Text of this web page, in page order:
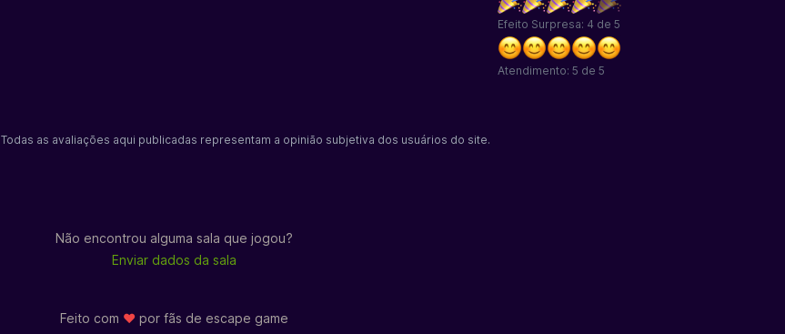
Efeito Surpresa: 4 de 5
Atendimento: 5 de 5
Todas as avaliações aqui publicadas representam a opinião subjetiva dos usuários do site.
Não encontrou alguma sala que jogou?
Enviar dados da sala
Feito com ♥por fãs de escape game